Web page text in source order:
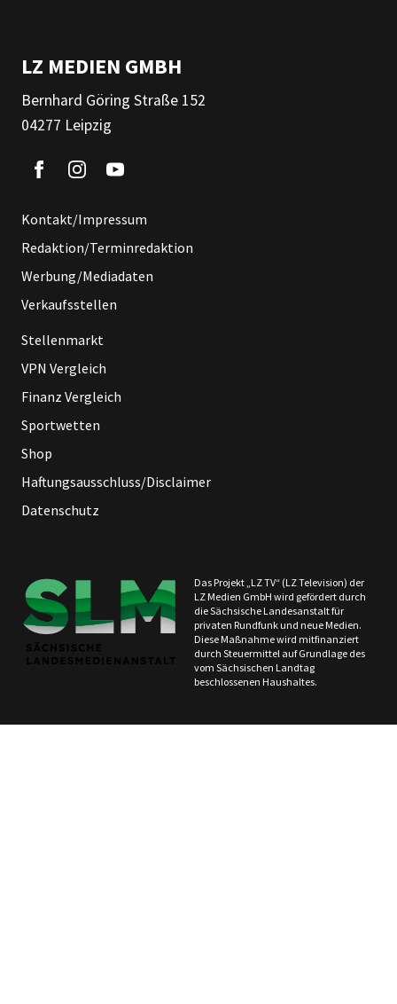
LZ MEDIEN GMBH
Bernhard Göring Straße 152
04277 Leipzig
Kontakt/Impressum
Redaktion/Terminredaktion
Werbung/Mediadaten
Verkaufsstellen
Stellenmarkt
VPN Vergleich
Finanz Vergleich
Sportwetten
Shop
Haftungsausschluss/Disclaimer
Datenschutz
Das Projekt „LZ TV“ (LZ Television) der
LZ Medien GmbH wird gefördert durch
die Sächsische Landesanstalt für
privaten Rundfunk und neue Medien.
Diese Maßnahme wird mitfinanziert
durch Steuermittel auf Grundlage des
vom Sächsischen Landtag
beschlossenen Haushaltes.